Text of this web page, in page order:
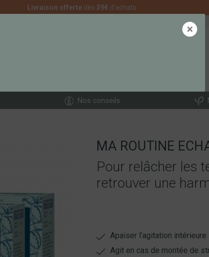
Livraison offerte dès 39€ d'achats
Nos conseils
MA ROUTINE
Pour relâcher les
retrouver une
Apaiser l’agitation intérieure
Agit en cas de montée de
CONSEILS
×